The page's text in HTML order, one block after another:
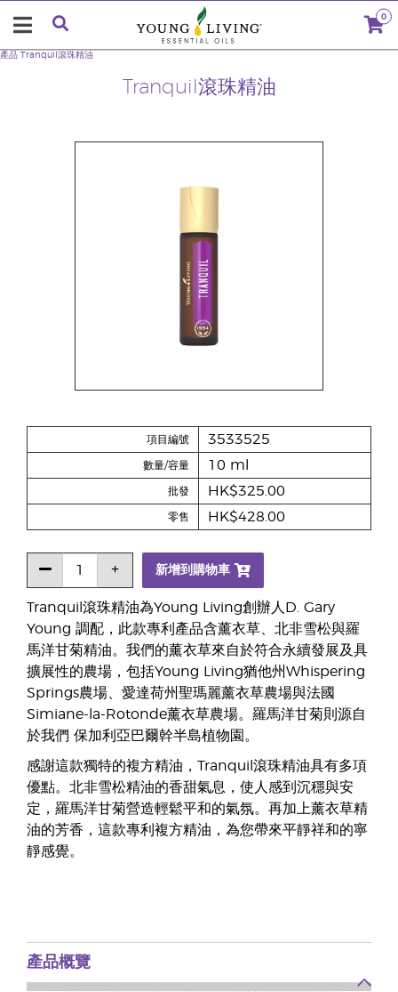
0
Tranquil滾珠精油
產品 Tranquil滾珠精油
Tranquil滾珠精油為Young Living創辦人D. Gary
Young 調配，此款專利產品含薰衣草、北非雪松與羅
馬洋甘菊精油。我們的薰衣草來自於符合永續發展及具
擴展性的農場，包括Young Living猶他州Whispering
Springs農場、愛達荷州聖瑪麗薰衣草農場與法國
Simiane-la-Rotonde薰衣草農場。羅馬洋甘菊則源自
於我們 保加利亞巴爾幹半島植物園。
感謝這款獨特的複方精油，Tranquil滾珠精油具有多項
優點。北非雪松精油的香甜氣息，使人感到沉穩與安
定，羅馬洋甘菊營造輕鬆平和的氣氛。再加上薰衣草精
油的芳香，這款專利複方精油，為您帶來平靜祥和的寧
靜感覺。
項目編號 3533525
數量/容量 10 ml
批發 HK$325.00
零售 HK$428.00
新增到購物車
產品概覽